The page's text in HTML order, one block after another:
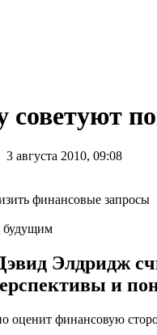
августа 2010, 09:08
будущим
Элдридж
и
оценит финансовую